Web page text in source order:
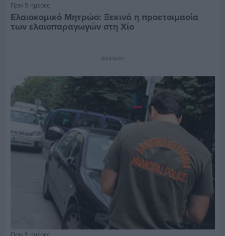
Πριν 5 ημέρες
Ελαιοκομικό Μητρώο: Ξεκινά η προετοιμασία
των ελαιοπαραγωγών στη Χίο
Διαφήμιση